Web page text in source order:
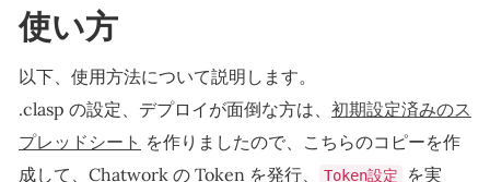
使い方
以下、使用方法について説明します。
.clasp の設定、デプロイが面倒な方は、 初期設定済みのス
プレッドシート を作りましたので、こちらのコピーを作
成して、Chatwork の Token を発行、
Token設定
を実